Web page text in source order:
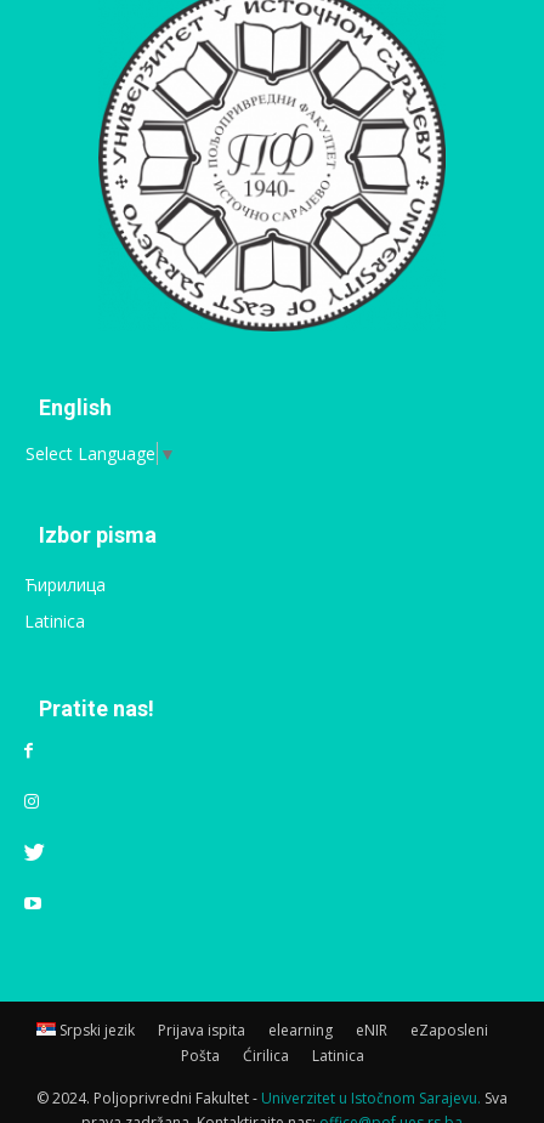
English
Select Language ▼
Izbor pisma
Ћирилица
Latinica
Pratite nas!
Srpski jezik Prijava ispita elearning eNIR
eZaposleni
Pošta
Ćirilica Latinica
© 2024. Poljoprivredni Fakultet - Univerzitet u Istočnom Sarajevu. Sva